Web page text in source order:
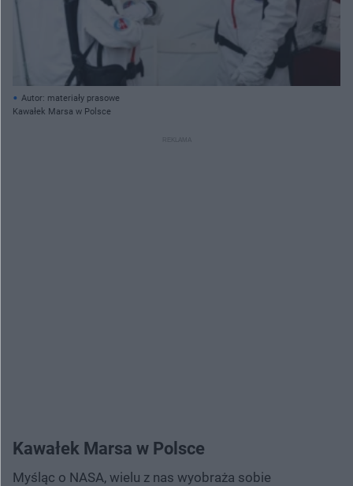
Autor: materiały prasowe
Kawałek Marsa w Polsce
Kawałek Marsa w Polsce
Myśląc o NASA, wielu z nas wyobraża sobie